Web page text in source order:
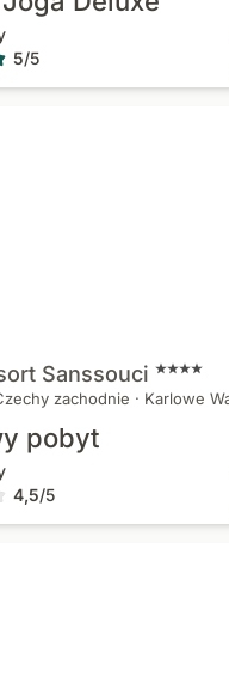
5/5
Sanssouci
zachodnie · Karlowe
pobyt
4,5/5